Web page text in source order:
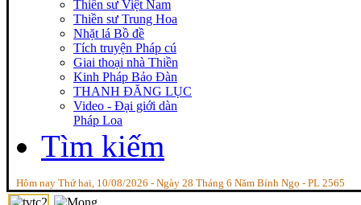
Thiền sư Việt Nam
Thiền sư Trung Hoa
Nhặt lá Bồ đề
Tích truyện Pháp cú
Giai thoại nhà Thiền
Kinh Pháp Bảo Đàn
THANH ĐĂNG LỤC
Video - Đại giới dàn
Pháp Loa
Tìm kiếm
Hôm nay Thứ hai, 10/08/2026 - Ngày 28 Tháng 6 Năm Bính Ngọ - PL 2565